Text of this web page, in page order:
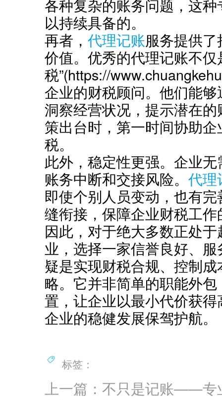
各种复杂的账务问题，这
以持续具备的。
再者， 代理记账服务提供
价值。优秀的代理记账不仅
税”(https://
企业的财税顾问。他们能
洞察经营状况，提示潜在
策出台时，第一时间协助
税。
此外，稳定性更强。企业
账务中断和交接风险。 代理
即使个别人员变动，也有
缝衔接，保障企业财税工
因此，对于绝大多数正处
业，选择一家信誉良好、
疑是实现财税合规、控制
略。它并非简单的职能外
置，让企业以最小代价获
企业的稳健发展保驾护航。
标签：
上一篇：不只是记账——专